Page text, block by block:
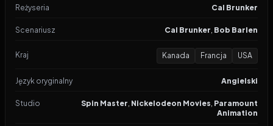
Reżyseria Cal Brunker
Scenariusz Cal Brunker, Bob Barlen
Kraj Kanada Francja USA
Język oryginalny Angielski
Studio Spin Master, Nickelodeon Movies, Paramount
Animation